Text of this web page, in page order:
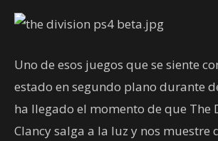
Uno de esos juegos que se siente
estado en segundo plano durante
ha llegado el momento de que The
Clancy salga a la luz y nos muestre